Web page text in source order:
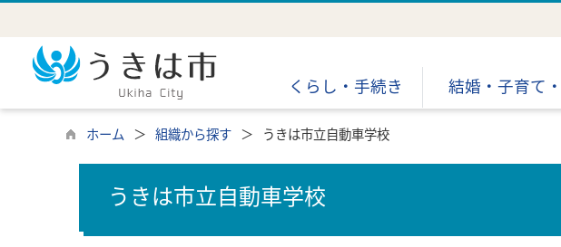
くらし・手続き 結婚・子育て
ホーム 組織から探す うきは市立自動車学校
うきは市立自動車学校